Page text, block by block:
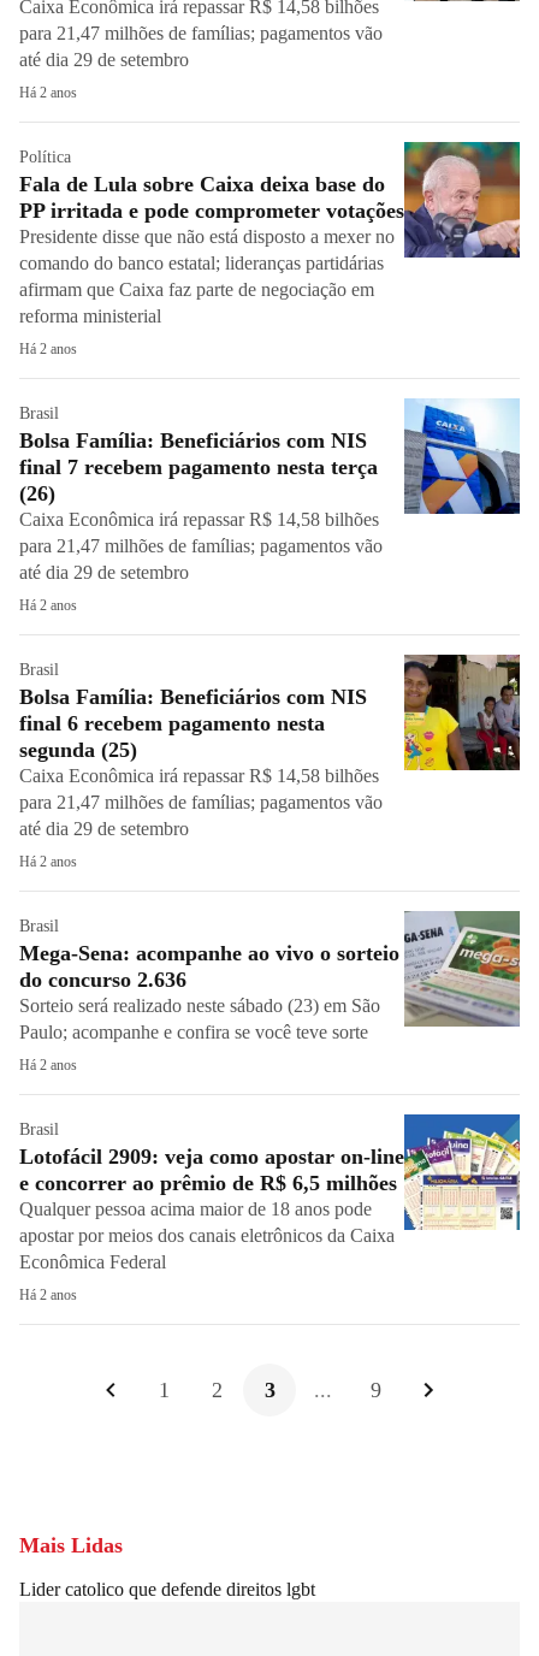
Caixa Econômica irá repassar R$ 14,58 bilhões
para 21,47 milhões de famílias; pagamentos vão
até dia 29 de setembro
Há 2 anos
Política
Fala de Lula sobre Caixa deixa base do
PP irritada e pode comprometer votações
Presidente disse que não está disposto a mexer no
comando do banco estatal; lideranças partidárias
afirmam que Caixa faz parte de negociação em
reforma ministerial
Há 2 anos
Brasil
Bolsa Família: Beneficiários com NIS
final 7 recebem pagamento nesta terça
(26)
Caixa Econômica irá repassar R$ 14,58 bilhões
para 21,47 milhões de famílias; pagamentos vão
até dia 29 de setembro
Há 2 anos
Brasil
Bolsa Família: Beneficiários com NIS
final 6 recebem pagamento nesta
segunda (25)
Caixa Econômica irá repassar R$ 14,58 bilhões
para 21,47 milhões de famílias; pagamentos vão
até dia 29 de setembro
Há 2 anos
Brasil
Mega-Sena: acompanhe ao vivo o sorteio
do concurso 2.636
Sorteio será realizado neste sábado (23) em São
Paulo; acompanhe e confira se você teve sorte
Há 2 anos
Brasil
Lotofácil 2909: veja como apostar on-line
e concorrer ao prêmio de R$ 6,5 milhões
Qualquer pessoa acima maior de 18 anos pode
apostar por meios dos canais eletrônicos da Caixa
Econômica Federal
Há 2 anos
1 2 3 ... 9
Mais Lidas
Lider catolico que defende direitos lgbt